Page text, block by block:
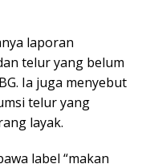
laporan
telur yang belum
Ia juga menyebut
telur yang
layak.
label “makan